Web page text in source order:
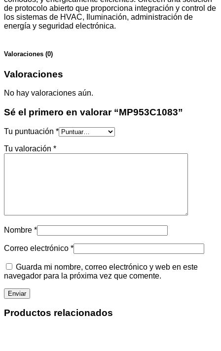
de protocolo abierto que proporciona integración y control de
los sistemas de HVAC, Iluminación, administración de
energía y seguridad electrónica.
Valoraciones (0)
Valoraciones
No hay valoraciones aún.
Sé el primero en valorar “MP953C1083”
Tu puntuación *
Tu valoración *
Nombre *
Correo electrónico *
Guarda mi nombre, correo electrónico y web en este
navegador para la próxima vez que comente.
Productos relacionados